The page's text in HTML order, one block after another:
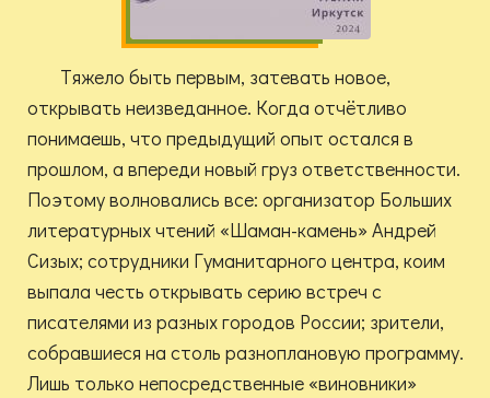
Тяжело быть первым, затевать новое,
открывать неизведанное. Когда отчётливо
понимаешь, что предыдущий опыт остался в
прошлом, а впереди новый груз ответственности.
Поэтому волновались все: организатор Больших
литературных чтений «Шаман-камень» Андрей
Сизых; сотрудники Гуманитарного центра, коим
выпала честь открывать серию встреч с
писателями из разных городов России; зрители,
собравшиеся на столь разноплановую программу.
Лишь только непосредственные «виновники»